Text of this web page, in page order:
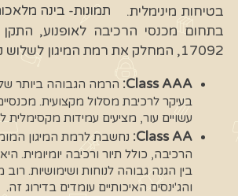
תמונות- בינה
בטיחות מינימלית.
17092, המחלק את רמת המיגון לשלוש קטגוריות עיקריות:
Class AAA: הרמה הגבוהה ביותר
בעיקר לרכיבת מסלול מקצועית.
עשויים עור, מציעים עמידות מקסימלית
Class AA: נחשבת לרמת המיגון
הרכיבה, כולל תיור ורכיבה יומיומית.
בין הגנה גבוהה לנוחות ושימושיות.
והג'ינסים האיכותיים עומדים בדירוג זה.